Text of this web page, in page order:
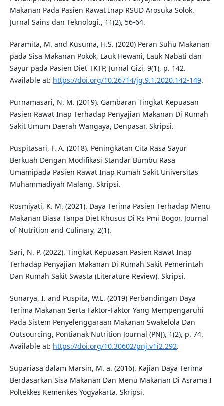
Makanan Pada Pasien Rawat Inap RSUD Arosuka Solok.
Jurnal Sains dan Teknologi., 11(2), 56-64.
Paramita, M. and Kusuma, H.S. (2020) Peran Suhu Makanan
pada Sisa Makanan Pokok, Lauk Hewani, Lauk Nabati dan
Sayur pada Pasien Diet TKTP, Jurnal Gizi, 9(1), p. 142.
Available at: https://doi.org/10.26714/jg.9.1.2020.142-149.
Purnamasari, N. M. (2019). Gambaran Tingkat Kepuasan
Pasien Rawat Inap Terhadap Penyajian Makanan Di Rumah
Sakit Umum Daerah Wangaya, Denpasar. Skripsi.
Puspitasari, F. A. (2018). Peningkatan Cita Rasa Sayur
Berkuah Dengan Modifikasi Standar Bumbu Rasa
Umamipada Pasien Rawat Inap Rumah Sakit Universitas
Muhammadiyah Malang. Skripsi.
Rosmiyati, K. M. (2021). Daya Terima Pasien Terhadap Menu
Makanan Biasa Tanpa Diet Khusus Di Rs Pmi Bogor. Journal
of Nutrition and Culinary, 2(1).
Sari, N. P. (2022). Tingkat Kepuasan Pasien Rawat Inap
Terhadap Penyajian Makanan Di Rumah Sakit Pemerintah
Dan Rumah Sakit Swasta (Literature Review). Skripsi.
Sunarya, I. and Puspita, W.L. (2019) Perbandingan Daya
Terima Makanan Serta Faktor-Faktor Yang Mempengaruhi
Pada Sistem Penyelenggaraan Makanan Swakelola Dan
Outsourcing, Pontianak Nutrition Journal (PNJ), 1(2), p. 74.
Available at: https://doi.org/10.30602/pnj.v1i2.292.
Supariasa dalam Marsin, M. a. (2016). Kajian Daya Terima
Berdasarkan Sisa Makanan Dan Menu Makanan Di Asrama I
Poltekkes Kemenkes Yogyakarta. Skripsi.